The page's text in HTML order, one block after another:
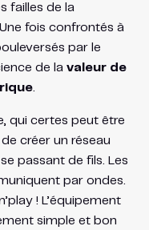
failles de la
fois confrontés à
par le
de la valeur de
.
qui certes peut être
créer un réseau
passant de fils. Les
par ondes.
! L’équipement
simple et bon